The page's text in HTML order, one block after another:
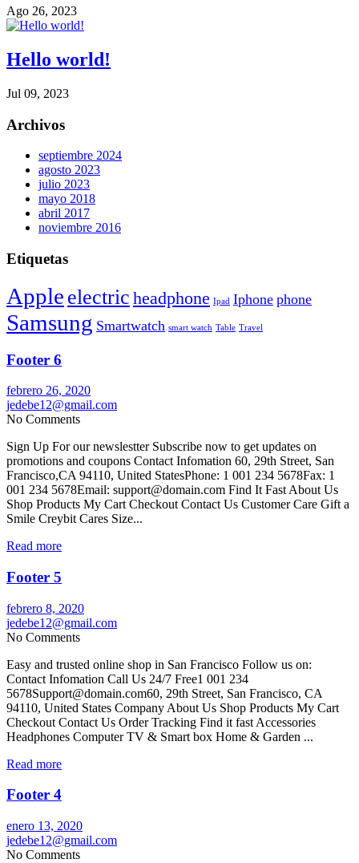
Ago 26, 2023
Hello world!
Jul 09, 2023
Archivos
septiembre 2024
agosto 2023
julio 2023
mayo 2018
abril 2017
noviembre 2016
Etiquetas
Apple electric headphone Ipad Iphone phone
Samsung Smartwatch smart watch Table Travel
Footer 6
febrero 26, 2020
jedebe12@gmail.com
No Comments
Sign Up For our newslestter Subscribe now to get updates on
promotions and coupons Contact Infomation 60, 29th Street, San
Francisco,CA 94110, United StatesPhone: 1 001 234 5678Fax: 1
001 234 5678Email: support@domain.com Find It Fast About Us
Shop Products My Cart Checkout Contact Us Customer Care Gift a
Smile Creybit Cares Size...
Read more
Footer 5
febrero 8, 2020
jedebe12@gmail.com
No Comments
Easy and trusted online shop in San Francisco Follow us on:
Contact Infomation Call Us 24/7 Free1 001 234
5678Support@domain.com60, 29th Street, San Francisco, CA
94110, United States Company About Us Shop Products My Cart
Checkout Contact Us Order Tracking Find it fast Accessories
Headphones Computer TV & Smart box Home & Garden ...
Read more
Footer 4
enero 13, 2020
jedebe12@gmail.com
No Comments